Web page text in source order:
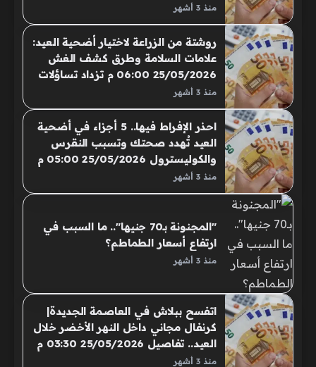
المحافظات استعداداتها المكثفة
لاستقبال عيد الأضحى المبارك، من
خلال رفع درجة الاستعداد القصوى
بجميع القطاعات الخدمية.
منذ 3 أشهر
روشتة من الزراعة لاختيار أضحية العيد:
علامات السلامة وطرق كشف الغش
25/05/2026 06:00 م تزداد تساؤلات
المواطنين حول الطرق السليمة لاختيار
الأضحية وضمان سلامتها الصحية..
منذ 3 أشهر
احذر الإفراط فيها.. 5 أجزاء في أضحية
العيد تُهدد صحتك وتسبب النقرس
والكوليسترول 25/05/2026 05:00 م
تُشكل حلويات الأضحية و"فواكه
اللحوم" طبقاً رئيسياً على المائدة
الأضحى المبارك..
منذ 3 أشهر
"المجنونة بـ70 جنيها".. ما السبب في
ارتفاع أسعار الطماطم؟
منذ 3 أشهر
اتفسح ببلاش في العاصمة الجديدة|
كرنفال مجاني داخل النهر الأخضر خلال
العيد.. تفاصيل 25/05/2026 03:30 م
أعلنت شركة العاصمة الإدارية للتنمية
منذ 3 أشهر